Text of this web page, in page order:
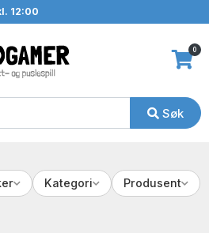
12:00
Søk
0
Kategori Produsent